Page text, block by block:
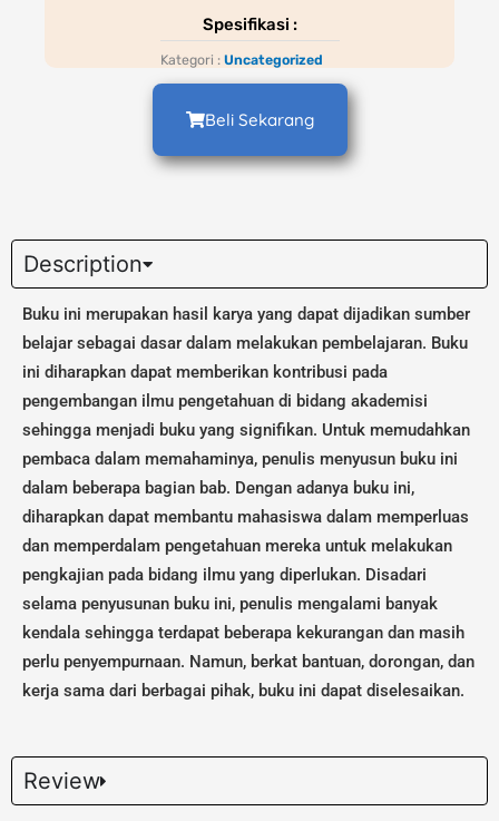
Spesifikasi :
Kategori : Uncategorized
Beli Sekarang
Description
Buku ini merupakan hasil karya yang dapat dijadikan sumber
belajar sebagai dasar dalam melakukan pembelajaran. Buku
ini diharapkan dapat memberikan kontribusi pada
pengembangan ilmu pengetahuan di bidang akademisi
sehingga menjadi buku yang signifikan. Untuk memudahkan
pembaca dalam memahaminya, penulis menyusun buku ini
dalam beberapa bagian bab. Dengan adanya buku ini,
diharapkan dapat membantu mahasiswa dalam memperluas
dan memperdalam pengetahuan mereka untuk melakukan
pengkajian pada bidang ilmu yang diperlukan. Disadari
selama penyusunan buku ini, penulis mengalami banyak
kendala sehingga terdapat beberapa kekurangan dan masih
perlu penyempurnaan. Namun, berkat bantuan, dorongan, dan
kerja sama dari berbagai pihak, buku ini dapat diselesaikan.
Review